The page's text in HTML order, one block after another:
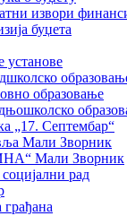
извори
буџета
установе
образовање
„17. Септембар“
Мали Зворник
Мали Зворник
рад